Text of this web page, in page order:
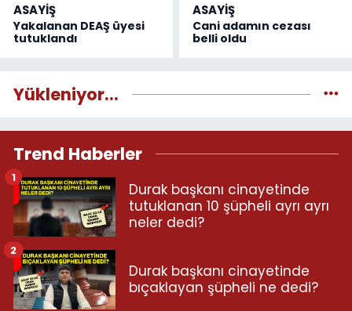
ASAYİŞ
Yakalanan DEAŞ üyesi
tutuklandı
ASAYİŞ
Cani adamın cezası
belli oldu
Yükleniyor...
Trend Haberler
Durak başkanı cinayetinde
tutuklanan 10 şüpheli ayrı ayrı
neler dedi?
1
Durak başkanı cinayetinde
bıçaklayan şüpheli ne dedi?
2